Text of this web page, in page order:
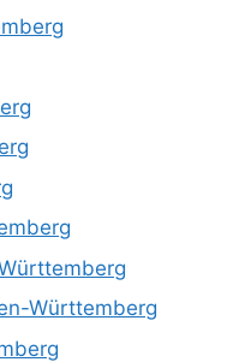
Württemberg